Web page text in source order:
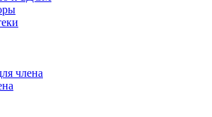
члена